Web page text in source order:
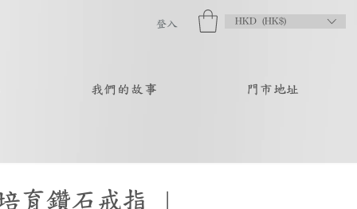
登入 HKD (HK$)
我們的故事 門市地址
育鑽石戒指 |